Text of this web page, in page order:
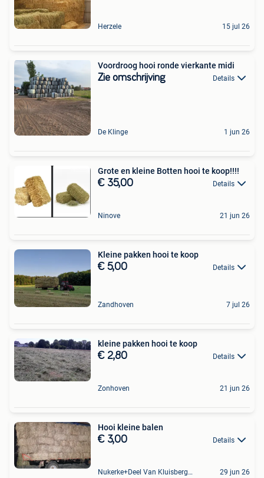
Herzele 15 jul 26
Voordroog hooi ronde vierkante midi
Zie omschrijving Details
De Klinge 1 jun 26
Grote en kleine Botten hooi te koop!!!!
€ 35,00 Details
Ninove 21 jun 26
Kleine pakken hooi te koop
€ 5,00 Details
Zandhoven 7 jul 26
kleine pakken hooi te koop
€ 2,80 Details
Zonhoven 21 jun 26
Hooi kleine balen
€ 3,00 Details
Nukerke+Deel Van Kluisbergen 29 jun 26